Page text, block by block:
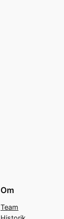
Om
Team